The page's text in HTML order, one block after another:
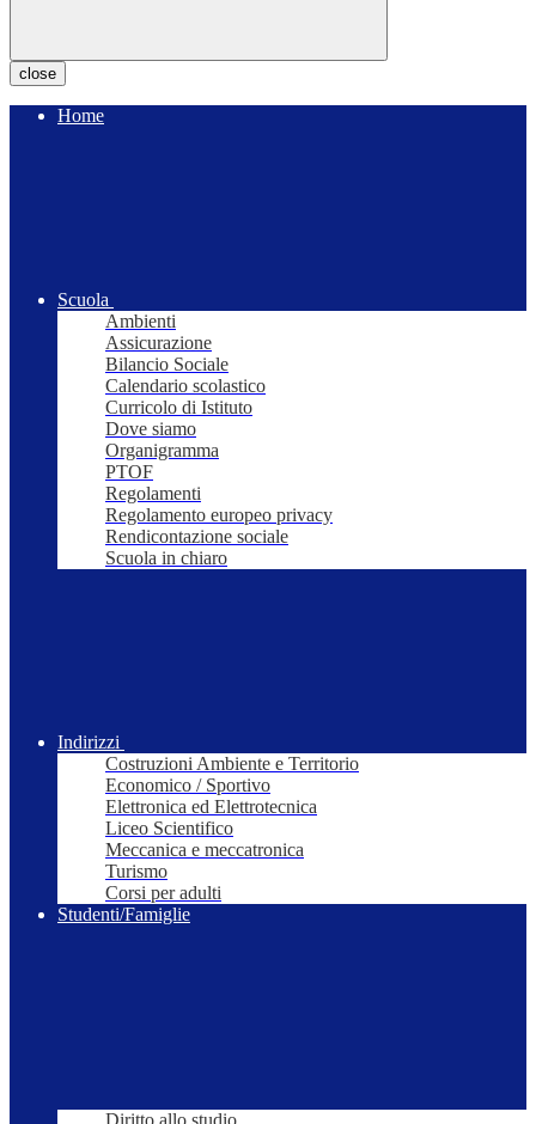
close
Home
Scuola
Ambienti
Assicurazione
Bilancio Sociale
Calendario scolastico
Curricolo di Istituto
Dove siamo
Organigramma
PTOF
Regolamenti
Regolamento europeo privacy
Rendicontazione sociale
Scuola in chiaro
Indirizzi
Costruzioni Ambiente e Territorio
Economico / Sportivo
Elettronica ed Elettrotecnica
Liceo Scientifico
Meccanica e meccatronica
Turismo
Corsi per adulti
Studenti/Famiglie